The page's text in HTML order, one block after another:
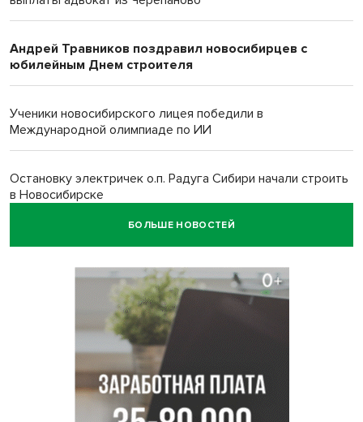
Андрей Травников поздравил новосибирцев с
юбилейным Днем строителя
Ученики новосибирского лицея победили в
Международной олимпиаде по ИИ
Остановку электричек о.п. Радуга Сибири начали строить
в Новосибирске
Транспортная прокуратура проверит S7 после инцидента
500 литров ухи сварили новосибирцам на
Бугринском пляже
Под Новосибирском двое пострадали в ДТП с
перевернувшейся «ГАЗелью»
БОЛЬШЕ НОВОСТЕЙ